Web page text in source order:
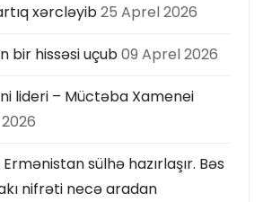
xərcləyib25 Aprel 2026
bir hissəsi uçub09 Aprel 2026
lideri – Müctəba Xamenei
sülhə hazırlaşır. Bəs
nifrəti necə aradan